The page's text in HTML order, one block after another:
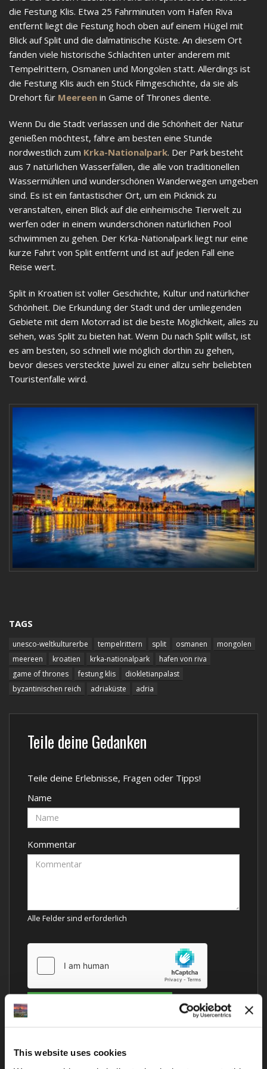
This website uses cookies
die Festung Klis. Etwa 25 Fahrminuten vom Hafen Riva
entfernt liegt die Festung hoch oben auf einem Hügel mit
Blick auf Split und die dalmatinische Küste. An diesem Ort
fanden viele historische Schlachten unter anderem mit
Tempelrittern, Osmanen und Mongolen statt. Allerdings ist
die Festung Klis auch ein Stück Filmgeschichte, da sie als
Drehort für Meereen in Game of Thrones diente.
Wenn Du die Stadt verlassen und die Schönheit der Natur
genießen möchtest, fahre am besten eine Stunde
nordwestlich zum Krka-Nationalpark. Der Park besteht
aus 7 natürlichen Wasserfällen, die alle von traditionellen
Wassermühlen und wunderschönen Wanderwegen umgeben
sind. Es ist ein fantastischer Ort, um ein Picknick zu
veranstalten, einen Blick auf die einheimische Tierwelt zu
werfen oder in einem wunderschönen natürlichen Pool
schwimmen zu gehen. Der Krka-Nationalpark liegt nur eine
kurze Fahrt von Split entfernt und ist auf jeden Fall eine
Reise wert.
Split in Kroatien ist voller Geschichte, Kultur und natürlicher
Schönheit. Die Erkundung der Stadt und der umliegenden
Gebiete mit dem Motorrad ist die beste Möglichkeit, alles zu
sehen, was Split zu bieten hat. Wenn Du nach Split willst, ist
es am besten, so schnell wie möglich dorthin zu gehen,
bevor dieses versteckte Juwel zu einer allzu sehr beliebten
Touristenfalle wird.
TAGS
unesco-weltkulturerbe tempelrittern split osmanen
mongolen
meereen
kroatien krka-nationalpark
hafen von riva
game of thrones
festung klis
diokletianpalast
byzantinischen reich
adriaküste adria
Teile deine Gedanken
Teile deine Erlebnisse, Fragen oder Tipps!
Name
Kommentar
Alle Felder sind erforderlich